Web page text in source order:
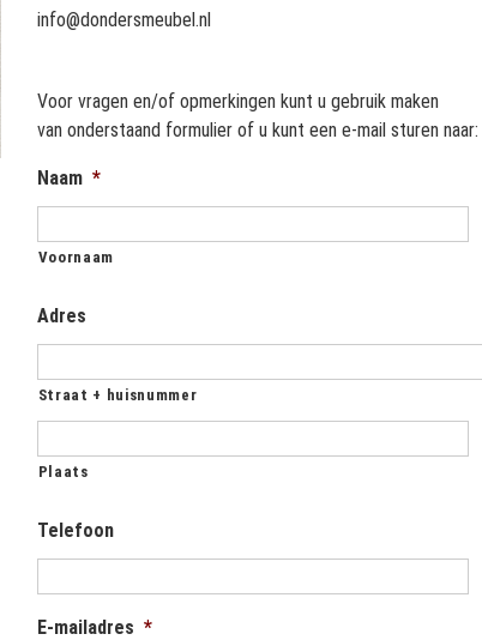
info@dondersmeubel.nl
Voor vragen en/of opmerkingen kunt u gebruik maken
van onderstaand formulier of u kunt een e-mail sturen naar:
Naam *
Voornaam
Adres
Straat + huisnummer
Plaats
Telefoon
E-mailadres *